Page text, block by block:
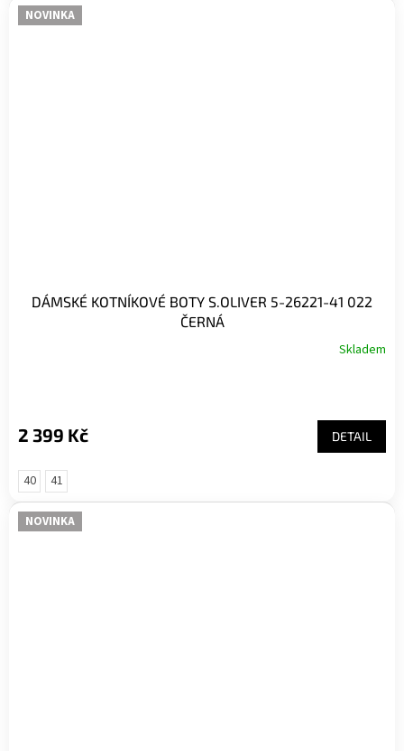
NOVINKA
DÁMSKÉ KOTNÍKOVÉ BOTY S.OLIVER 5-26221-41 022
ČERNÁ
5,0
z
hvězdiček.
Skladem
2 399 Kč DETAIL
40 41
NOVINKA